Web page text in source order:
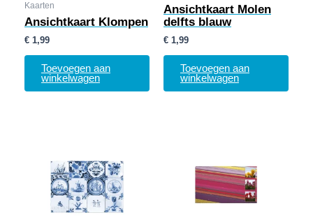
Kaarten
Ansichtkaart Klompen
€ 1,99
Toevoegen aan
winkelwagen
Ansichtkaart Molen
delfts blauw
€ 1,99
Toevoegen aan
winkelwagen